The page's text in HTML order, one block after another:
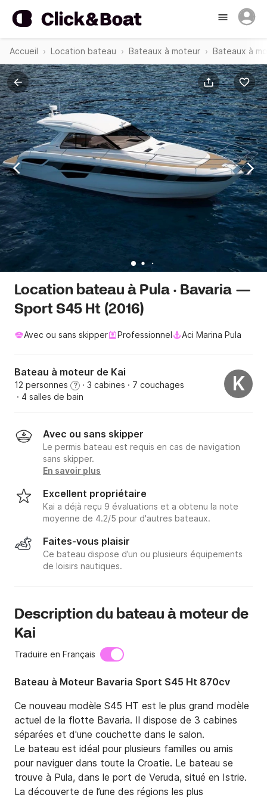
Accueil Location bateau Bateaux à moteur Bateaux à
Location bateau à Pula · Bavaria —
Sport S45 Ht (2016)
Avec ou sans skipper Professionnel Aci Marina Pula
Bateau à moteur de Kai
12 personnes ? · 3 cabines · 7 couchages
· 4 salles de bain
K
Avec ou sans skipper
Le permis bateau est requis en cas de navigation
sans skipper.
En savoir plus
Excellent propriétaire
Kai a déjà reçu 9 évaluations et a obtenu la note
moyenne de 4.2/5 pour d'autres bateaux.
Faites-vous plaisir
Ce bateau dispose d’un ou plusieurs équipements
de loisirs nautiques.
Description du bateau à moteur de
Kai
Traduire en Français
Bateau à Moteur Bavaria Sport S45 Ht 870cv
Ce nouveau modèle S45 HT est le plus grand modèle
actuel de la flotte Bavaria. Il dispose de 3 cabines
séparées et d'une couchette dans le salon.
Le bateau est idéal pour plusieurs familles ou amis
pour naviguer dans toute la Croatie. Le bateau se
trouve à Pula, dans le port de Veruda, situé en Istrie.
La découverte de l’une des régions les plus